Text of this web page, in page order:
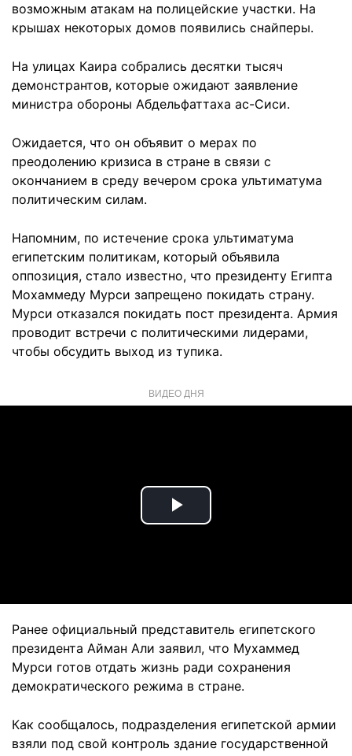
возможным атакам на полицейские участки. На
крышах некоторых домов появились снайперы.
На улицах Каира собрались десятки тысяч
демонстрантов, которые ожидают заявление
министра обороны Абдельфаттаха ас-Сиси.
Ожидается, что он объявит о мерах по
преодолению кризиса в стране в связи с
окончанием в среду вечером срока ультиматума
политическим силам.
Напомним, по истечение срока ультиматума
египетским политикам, который объявила
оппозиция, стало известно, что президенту Египта
Мохаммеду Мурси запрещено покидать страну.
Мурси отказался покидать пост президента. Армия
проводит встречи с политическими лидерами,
чтобы обсудить выход из тупика.
ВИДЕО ДНЯ
Play
Ранее официальный представитель египетского
президента Айман Али заявил, что Мухаммед
Мурси готов отдать жизнь ради сохранения
демократического режима в стране.
Как сообщалось, подразделения египетской армии
взяли под свой контроль здание государственной